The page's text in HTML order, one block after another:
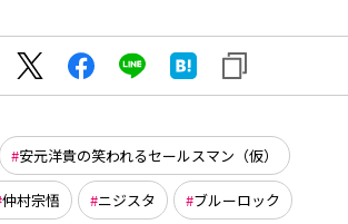
安元洋貴の笑われるセールスマン（仮）
仲村宗悟 ニジスタ ブルーロック